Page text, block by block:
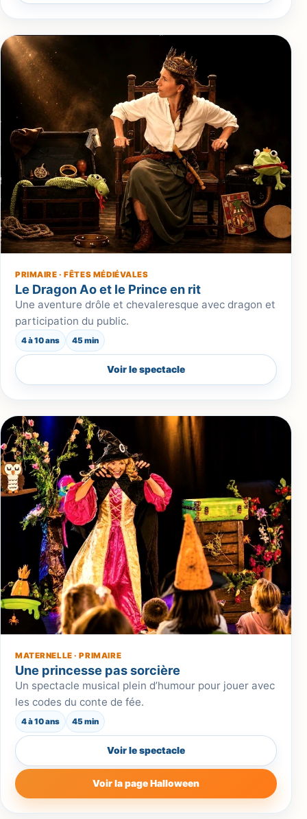
PRIMAIRE · FÊTES MÉDIÉVALES
Le Dragon Ao et le Prince en rit
Une aventure drôle et chevaleresque avec dragon et
participation du public.
4 à 10 ans 45 min
Voir le spectacle
MATERNELLE · PRIMAIRE
Une princesse pas sorcière
Un spectacle musical plein d’humour pour jouer avec
les codes du conte de fée.
4 à 10 ans 45 min
Voir le spectacle
Voir la page Halloween